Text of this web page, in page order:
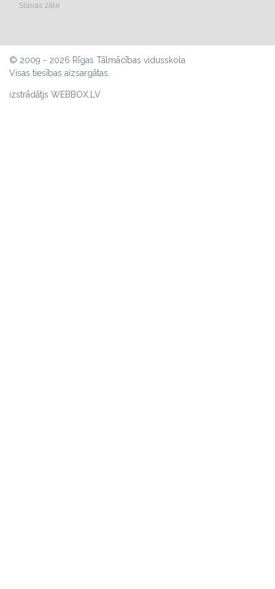
Slavas zāle
© 2009 - 2026 Rīgas Tālmācības vidusskola
Visas tiesības aizsargātas.
izstrādātjs WEBBOX.LV